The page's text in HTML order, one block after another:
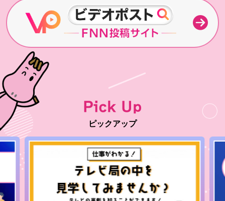
千鳥の鬼レンチャン
Pick Up
ピックアップ